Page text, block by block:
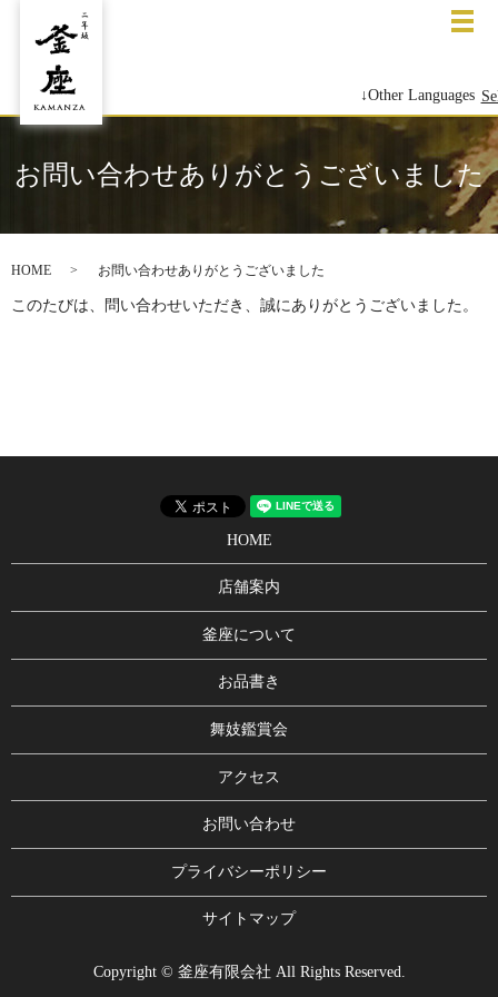
↓Other Languages
メ
お問い合わせありがとうございました
HOME お問い合わせありがとうございました
このたびは、問い合わせいただき、誠にありがとうございました。
HOME
店舗案内
釜座について
お品書き
舞妓鑑賞会
アクセス
お問い合わせ
プライバシーポリシー
サイトマップ
Copyright © 釜座有限会社 All Rights Reserved.